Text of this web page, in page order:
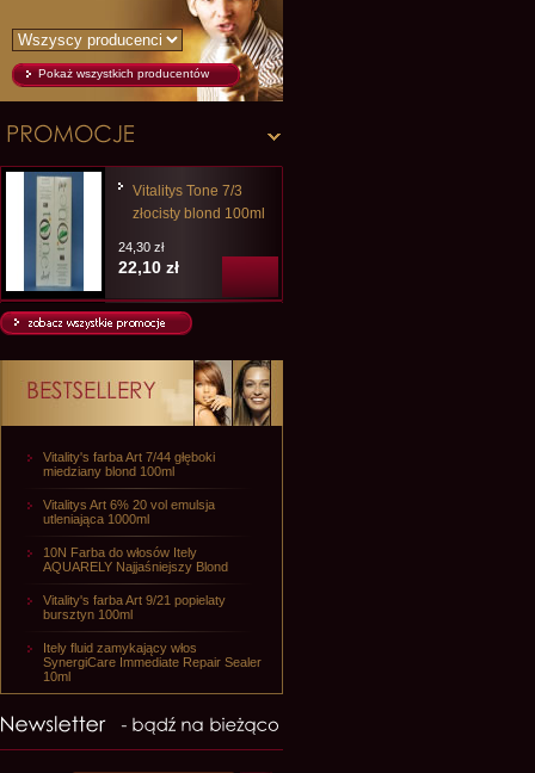
Pokaż wszystkich producentów
Vitalitys Tone 7/3
złocisty blond 100ml
24,30 zł
22,10 zł
Vitality's farba Art 7/44 głęboki
miedziany blond 100ml
Vitalitys Art 6% 20 vol emulsja
utleniająca 1000ml
10N Farba do włosów Itely
AQUARELY Najjaśniejszy Blond
Vitality's farba Art 9/21 popielaty
bursztyn 100ml
Itely fluid zamykający włos
SynergiCare Immediate Repair Sealer
10ml